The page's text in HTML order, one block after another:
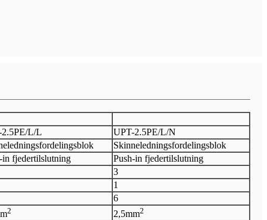
L/L
UPT-2.5PE/L/N
Skinneledningsfordelingsblok
in fjedertilslutning
Push-in fjedertilslutning
3
1
6
2 2,5mm2